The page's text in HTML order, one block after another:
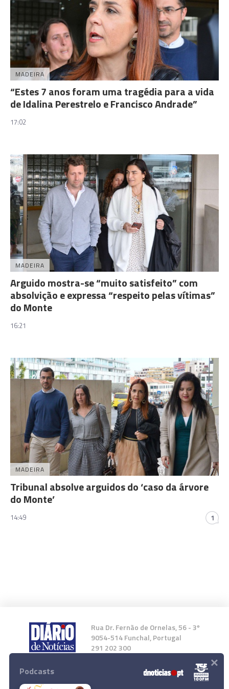
MADEIRA
“Estes 7 anos foram uma tragédia para a vida
de Idalina Perestrelo e Francisco Andrade”
17:02
MADEIRA
Arguido mostra-se “muito satisfeito” com
absolvição e expressa “respeito pelas vítimas”
do Monte
16:21
MADEIRA
Tribunal absolve arguidos do ‘caso da árvore
do Monte’
14:49 1
Rua Dr. Fernão de Ornelas, 56 - 3º
9054-514 Funchal, Portugal
291 202 300
Instale a nossa App
Podcasts ×